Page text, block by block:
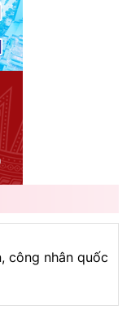
công nhân quốc